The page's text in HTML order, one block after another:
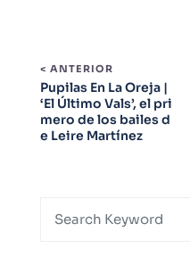
< ANTERIOR
Pupilas En La Oreja |
‘El Último Vals’, el pri
mero de los bailes d
e Leire Martínez